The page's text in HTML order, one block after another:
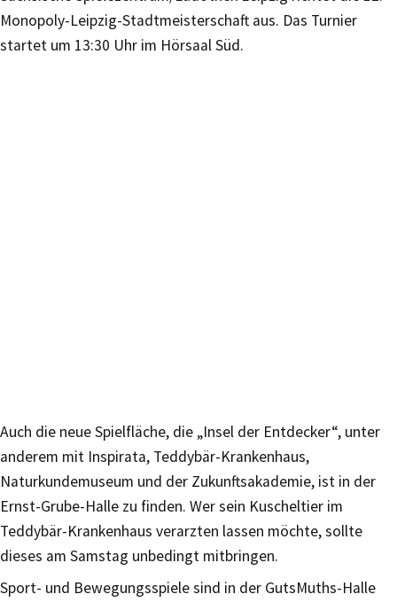
Monopoly-Leipzig-Stadtmeisterschaft aus. Das Turnier
startet um 13:30 Uhr im Hörsaal Süd.
Auch die neue Spielfläche, die „Insel der Entdecker“, unter
anderem mit Inspirata, Teddybär-Krankenhaus,
Naturkundemuseum und der Zukunftsakademie, ist in der
Ernst-Grube-Halle zu finden. Wer sein Kuscheltier im
Teddybär-Krankenhaus verarzten lassen möchte, sollte
dieses am Samstag unbedingt mitbringen.
Sport- und Bewegungsspiele sind in der GutsMuths-Halle